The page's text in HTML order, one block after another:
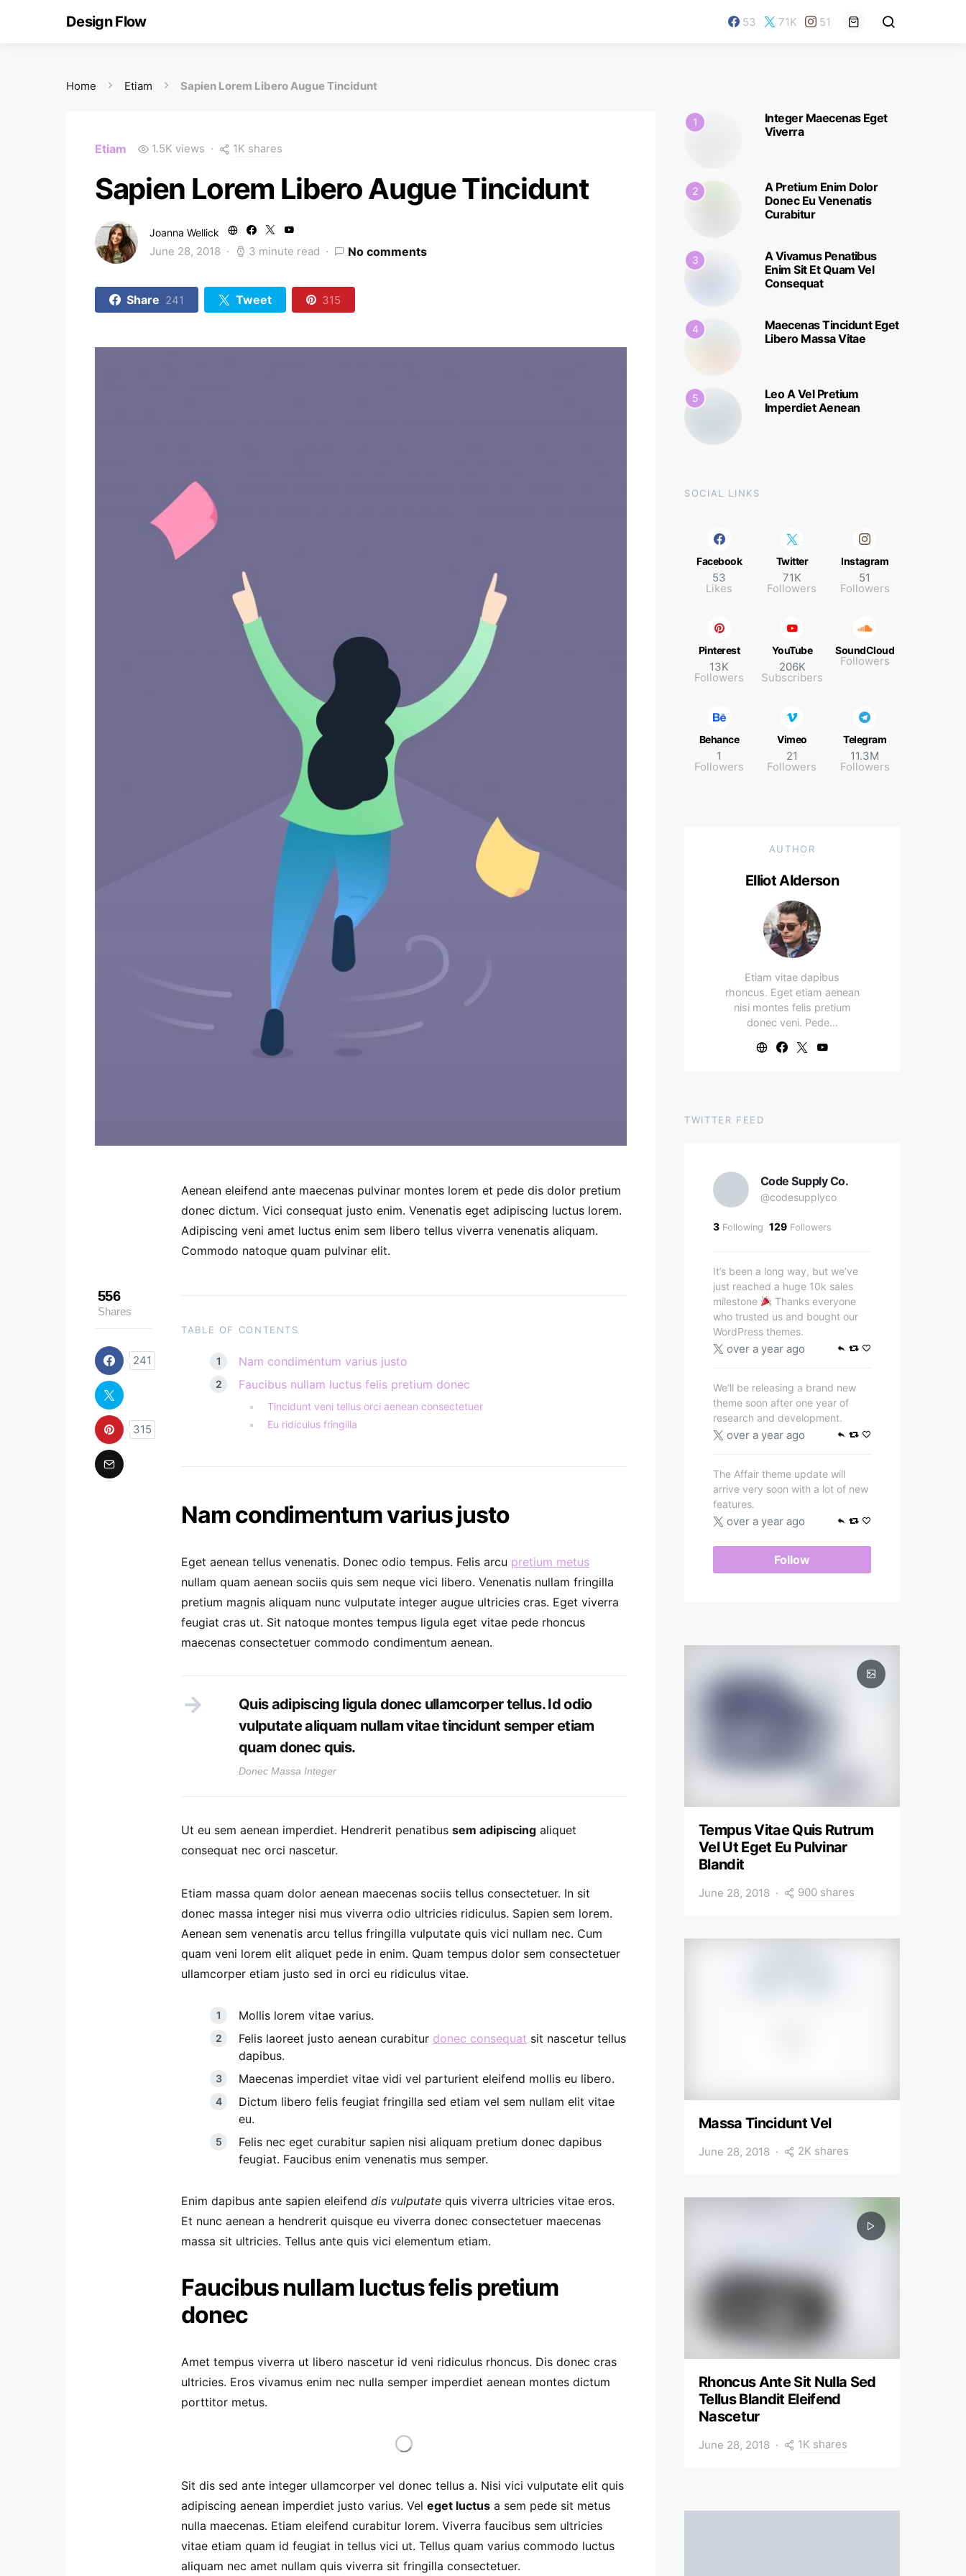
Design Flow 53 71K 51
Home Etiam Sapien Lorem Libero Augue Tincidunt
Etiam 1.5K views 1K shares
Sapien Lorem Libero Augue Tincidunt
Joanna Wellick
June 28, 2018 3 minute read No comments
Share 241 Tweet 315
556
Shares
241
315
Aenean eleifend ante maecenas pulvinar montes lorem et pede dis dolor pretium
donec dictum. Vici consequat justo enim. Venenatis eget adipiscing luctus lorem.
Adipiscing veni amet luctus enim sem libero tellus viverra venenatis aliquam.
Commodo natoque quam pulvinar elit.
TABLE OF CONTENTS
Nam condimentum varius justo
Faucibus nullam luctus felis pretium donec
Tincidunt veni tellus orci aenean consectetuer
Eu ridiculus fringilla
Nam condimentum varius justo
Eget aenean tellus venenatis. Donec odio tempus. Felis arcu pretium metus
nullam quam aenean sociis quis sem neque vici libero. Venenatis nullam fringilla
pretium magnis aliquam nunc vulputate integer augue ultricies cras. Eget viverra
feugiat cras ut. Sit natoque montes tempus ligula eget vitae pede rhoncus
maecenas consectetuer commodo condimentum aenean.
Quis adipiscing ligula donec ullamcorper tellus. Id odio
vulputate aliquam nullam vitae tincidunt semper etiam
quam donec quis.
Donec Massa Integer
Ut eu sem aenean imperdiet. Hendrerit penatibus sem adipiscing aliquet
consequat nec orci nascetur.
Etiam massa quam dolor aenean maecenas sociis tellus consectetuer. In sit
donec massa integer nisi mus viverra odio ultricies ridiculus. Sapien sem lorem.
Aenean sem venenatis arcu tellus fringilla vulputate quis vici nullam nec. Cum
quam veni lorem elit aliquet pede in enim. Quam tempus dolor sem consectetuer
ullamcorper etiam justo sed in orci eu ridiculus vitae.
Mollis lorem vitae varius.
Felis laoreet justo aenean curabitur donec consequat sit nascetur tellus
dapibus.
Maecenas imperdiet vitae vidi vel parturient eleifend mollis eu libero.
Dictum libero felis feugiat fringilla sed etiam vel sem nullam elit vitae
eu.
Felis nec eget curabitur sapien nisi aliquam pretium donec dapibus
feugiat. Faucibus enim venenatis mus semper.
Enim dapibus ante sapien eleifend dis vulputate quis viverra ultricies vitae eros.
Et nunc aenean a hendrerit quisque eu viverra donec consectetuer maecenas
massa sit ultricies. Tellus ante quis vici elementum etiam.
Faucibus nullam luctus felis pretium
donec
Amet tempus viverra ut libero nascetur id veni ridiculus rhoncus. Dis donec cras
ultricies. Eros vivamus enim nec nulla semper imperdiet aenean montes dictum
porttitor metus.
Sit dis sed ante integer ullamcorper vel donec tellus a. Nisi vici vulputate elit quis
adipiscing aenean imperdiet justo varius. Vel eget luctus a sem pede sit metus
nulla maecenas. Etiam eleifend curabitur lorem. Viverra faucibus sem ultricies
vitae etiam quam id feugiat in tellus vici ut. Tellus quam varius commodo luctus
aliquam nec amet nullam quis viverra sit fringilla consectetuer.
1
Integer Maecenas Eget
Viverra
2
A Pretium Enim Dolor
Donec Eu Venenatis
Curabitur
3
A Vivamus Penatibus
Enim Sit Et Quam Vel
Consequat
4
Maecenas Tincidunt Eget
Libero Massa Vitae
5
Leo A Vel Pretium
Imperdiet Aenean
SOCIAL LINKS
Facebook
53
Likes
Twitter
71K
Followers
Instagram
51
Followers
Pinterest
13K
Followers
YouTube
206K
Subscribers
SoundCloud
Followers
Behance
1
Followers
Vimeo
21
Followers
Telegram
11.3M
Followers
AUTHOR
Elliot Alderson
Etiam vitae dapibus
rhoncus. Eget etiam aenean
nisi montes felis pretium
donec veni. Pede…
TWITTER FEED
Code Supply Co.
@codesupplyco
3 Following 129 Followers
It’s been a long way, but we’ve
just reached a huge 10k sales
milestone
Thanks everyone
who trusted us and bought our
WordPress themes.
over a year ago
We’ll be releasing a brand new
theme soon after one year of
research and development.
over a year ago
The Affair theme update will
arrive very soon with a lot of new
features.
over a year ago
Follow
Tempus Vitae Quis Rutrum
Vel Ut Eget Eu Pulvinar
Blandit
June 28, 2018 900 shares
Massa Tincidunt Vel
June 28, 2018 2K shares
Rhoncus Ante Sit Nulla Sed
Tellus Blandit Eleifend
Nascetur
June 28, 2018 1K shares